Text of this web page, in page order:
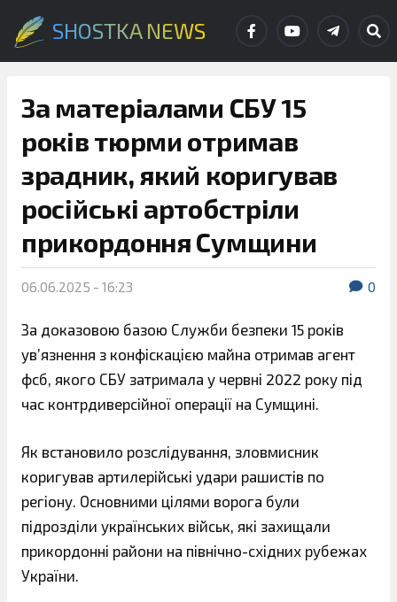
SHOSTKA NEWS
За матеріалами СБУ 15
років тюрми отримав
зрадник, який коригував
російські артобстріли
прикордоння Сумщини
06.06.2025 - 16:23 0
За доказовою базою Служби безпеки 15 років
увʼязнення з конфіскацією майна отримав агент
фсб, якого СБУ затримала у червні 2022 року під
час контрдиверсійної операції на Сумщині.
Як встановило розслідування, зловмисник
коригував артилерійські удари рашистів по
регіону. Основними цілями ворога були
підрозділи українських військ, які захищали
прикордонні райони на північно-східних рубежах
України.